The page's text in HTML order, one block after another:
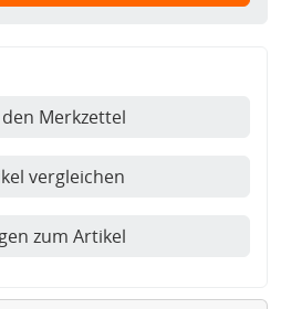
Merkzettel
vergleichen
zum Artikel